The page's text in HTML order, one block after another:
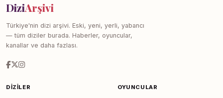
DiziArşivi
Türkiye'nin dizi arşivi. Eski, yeni, yerli, yabancı
— tüm diziler burada. Haberler, oyuncular,
kanallar ve daha fazlası.
DIZILER OYUNCULAR